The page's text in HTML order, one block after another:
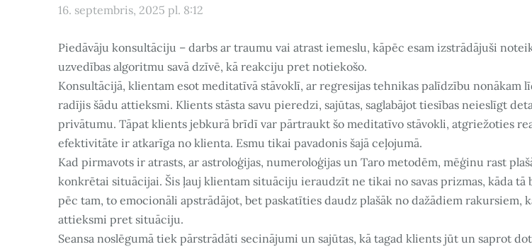
16. septembris, 2025 pl. 8:12
Piedāvāju konsultāciju – darbs ar traumu vai atrast iemeslu, kāpēc esam izstrādājuši
uzvedības algoritmu savā dzīvē, kā reakciju pret notiekošo.
Konsultācijā, klientam esot meditatīvā stāvoklī, ar regresijas tehnikas palīdzību nonākam
radījis šādu attieksmi. Klients stāsta savu pieredzi, sajūtas, saglabājot tiesības neieslīgt
privātumu. Tāpat klients jebkurā brīdī var pārtraukt šo meditatīvo stāvokli, atgriežoties
efektivitāte ir atkarīga no klienta. Esmu tikai pavadonis šajā ceļojumā.
Kad pirmavots ir atrasts, ar astroloģijas, numeroloģijas un Taro metodēm, mēģinu rast
konkrētai situācijai. Šis ļauj klientam situāciju ieraudzīt ne tikai no savas prizmas, kāda
pēc tam, to emocionāli apstrādājot, bet paskatīties daudz plašāk no dažādiem rakursiem,
attieksmi pret situāciju.
Seansa noslēgumā tiek pārstrādāti secinājumi un sajūtas, kā tagad klients jūt un saprot